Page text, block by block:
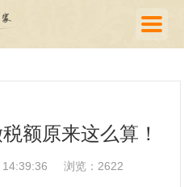
记账
落户
额原来这么算！
14:39:36 浏览：2622